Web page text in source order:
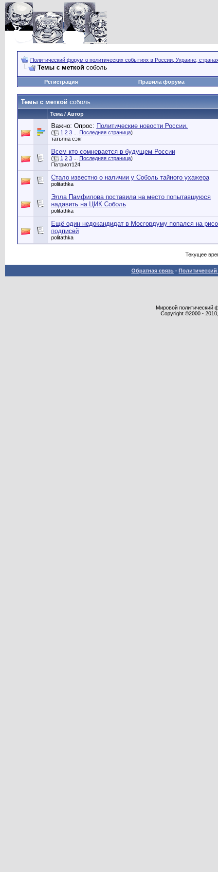
Политический форум о политических событиях в России, Украине,
Темы с меткой соболь
Регистрация Правила форума
Темы с меткой соболь
Тема / Автор
Важно: Опрос: Политические новости России.
( 1 2 3 Последняя страница)
татьяна сэкг
Всем кто сомневается в будущем России
( 1 2 3 Последняя страница)
Патриот124
Стало известно о наличии у Соболь тайного ухажера
politathka
Элла Памфилова поставила на место попытавшуюся
надавить на ЦИК Соболь
politathka
Ещё один недокандидат в Мосгордуму попался на
подписей
politathka
Текущее
Обратная связь -
Мировой политический
Copyright ©2000 -